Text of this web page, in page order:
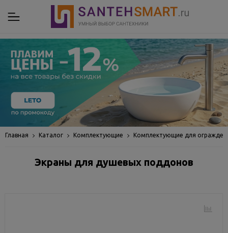
Главная Каталог Комплектующие Комплектующие для
Экраны для душевых поддонов